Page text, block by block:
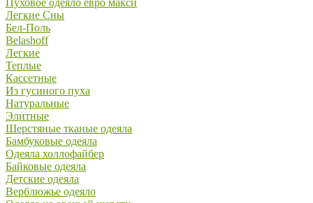
Пуховое одеяло евро макси
Легкие Сны
Бел-Поль
Belashoff
Легкие
Теплые
Кассетные
Из гусиного пуха
Натуральные
Элитные
Шерстяные тканые одеяла
Бамбуковые одеяла
Одеяла холлофайбер
Байковые одеяла
Детские одеяла
Верблюжье одеяло